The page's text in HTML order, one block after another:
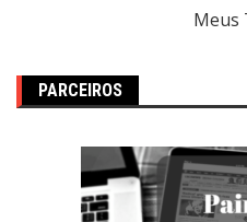
Meus
PARCEIROS